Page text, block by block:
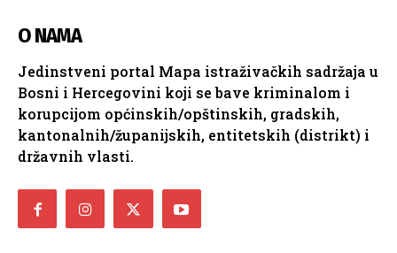
O NAMA
Jedinstveni portal Mapa istraživačkih sadržaja u
Bosni i Hercegovini koji se bave kriminalom i
korupcijom općinskih/opštinskih, gradskih,
kantonalnih/županijskih, entitetskih (distrikt) i
državnih vlasti.